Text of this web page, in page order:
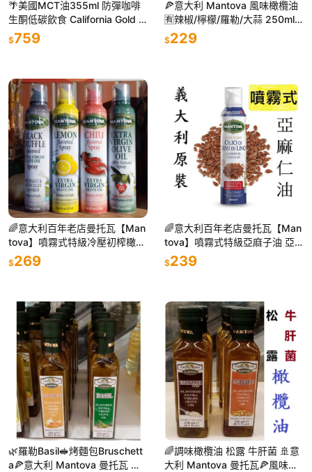
🌴美國MCT油355ml 防彈咖啡
生酮低碳飲食 California Gold N
utrition 中鏈脂肪酸椰子油
$759
🍕意大利 Mantova 風味橄欖油
🈶辣椒/檸檬/羅勒/大蒜 250ml
曼托瓦調味橄欖油Bruschetta
$229
🌈意大利百年老店曼托瓦【Man
tova】噴霧式特級冷壓初榨橄欖
油250ml 也有黑松露風味.辣椒 .
蒜味 .檸檬
$269
🌈意大利百年老店曼托瓦【Man
tova】噴霧式特級亞麻子油 亞
麻仁油 亞麻籽油 Flax seed Oil
噴霧油
$239
🌿羅勒Basil🥪烤麵包Bruschett
a🍕意大利 Mantova 曼托瓦 風
🌈調味橄欖油 松露 牛肝菌 🚢意
大利 Mantova 曼托瓦🍕風味橄